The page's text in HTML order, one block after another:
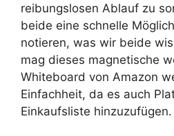
reibungslosen Ablauf zu
beide eine schnelle
notieren, was wir beide
mag dieses magnetische
Whiteboard von Amazon
Einfachheit, da es auch
Einkaufsliste hinzuzufügen.